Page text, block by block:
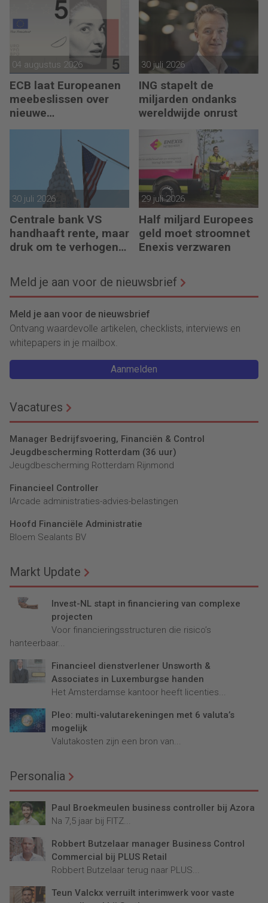
04 augustus 2026
ECB laat Europeanen
meebeslissen over
nieuwe
eurobankbiljetten
30 juli 2026
ING stapelt de
miljarden ondanks
wereldwijde onrust
30 juli 2026
Centrale bank VS
handhaaft rente, maar
druk om te verhogen
29 juli 2026
Half miljard Europees
geld moet stroomnet
Enexis verzwaren
Meld je aan voor de nieuwsbrief
Meld je aan voor de nieuwsbrief
Ontvang waardevolle artikelen, checklists, interviews en
whitepapers in je mailbox.
Aanmelden
Vacatures
Manager Bedrijfsvoering, Financiën & Control
Jeugdbescherming Rotterdam (36 uur)
Jeugdbescherming Rotterdam Rijnmond
Financieel Controller
lArcade administraties-advies-belastingen
Hoofd Financiële Administratie
Bloem Sealants BV
Markt Update
Invest-NL stapt in financiering van complexe
projecten
Voor financieringsstructuren die risico’s
hanteerbaar...
Financieel dienstverlener Unsworth &
Associates in Luxemburgse handen
Het Amsterdamse kantoor heeft licenties...
Pleo: multi-valutarekeningen met 6 valuta’s
mogelijk
Valutakosten zijn een bron van...
Personalia
Paul Broekmeulen business controller bij Azora
Na 7,5 jaar bij FITZ...
Robbert Butzelaar manager Business Control
Commercial bij PLUS Retail
Robbert Butzelaar terug naar PLUS...
Teun Valckx verruilt interimwerk voor vaste